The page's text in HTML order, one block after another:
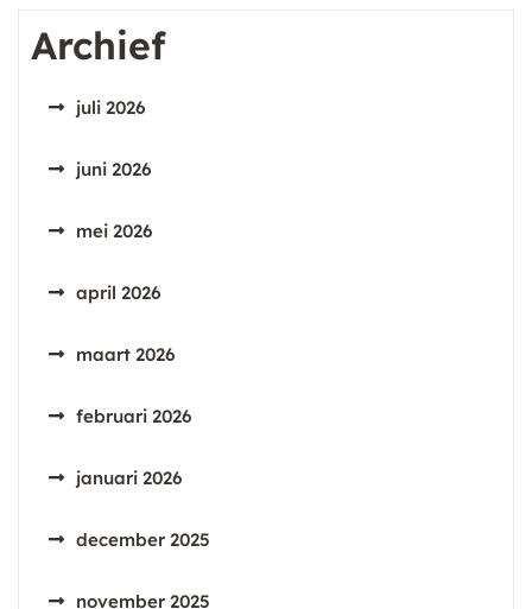
Archief
juli 2026
juni 2026
mei 2026
april 2026
maart 2026
februari 2026
januari 2026
december 2025
november 2025